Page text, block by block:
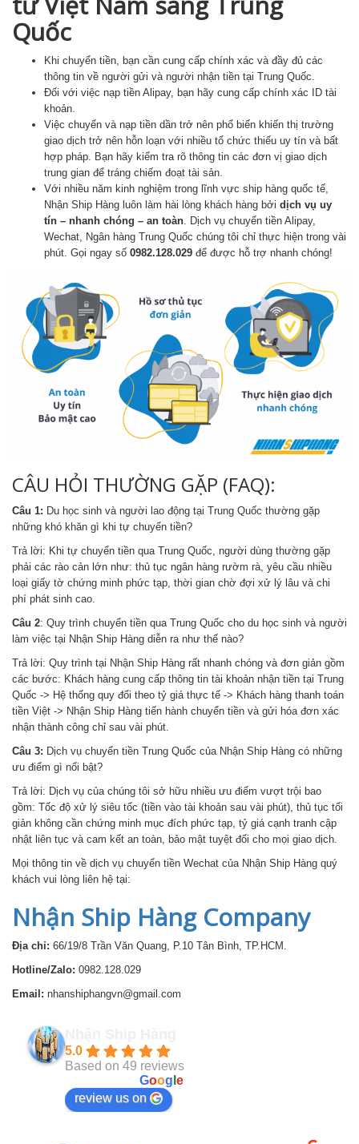
Quốc
Khi chuyển tiền, bạn cần cung cấp chính xác và đầy đủ các
thông tin về người gửi và người nhận tiền tại Trung Quốc.
Đối với việc nạp tiền Alipay, bạn hãy cung cấp chính xác ID tài
khoản.
Việc chuyển và nạp tiền dần trở nên phổ biến khiến thị trường
giao dịch trở nên hỗn loạn với nhiều tổ chức thiếu uy tín và bất
hợp pháp. Bạn hãy kiểm tra rõ thông tin các đơn vị giao dịch
trung gian để tráng chiếm đoạt tài sản.
Với nhiều năm kinh nghiệm trong lĩnh vực ship hàng quốc tế,
Nhận Ship Hàng luôn làm hài lòng khách hàng bởi dịch vụ uy
tín – nhanh chóng – an toàn. Dịch vụ chuyển tiền Alipay,
Wechat, Ngân hàng Trung Quốc chúng tôi chỉ thực hiện trong vài
phút. Gọi ngay số 0982.128.029 để được hỗ trợ nhanh chóng!
CÂU HỎI THƯỜNG GẶP (FAQ):
Câu 1: Du học sinh và người lao động tại Trung Quốc thường gặp
những khó khăn gì khi tự chuyển tiền?
Trả lời: Khi tự chuyển tiền qua Trung Quốc, người dùng thường gặp
phải các rào cản lớn như: thủ tục ngân hàng rườm rà, yêu cầu nhiều
loại giấy tờ chứng minh phức tạp, thời gian chờ đợi xử lý lâu và chi
phí phát sinh cao.
Câu 2: Quy trình chuyển tiền qua Trung Quốc cho du học sinh và người
làm việc tại Nhận Ship Hàng diễn ra như thế nào?
Trả lời: Quy trình tại Nhận Ship Hàng rất nhanh chóng và đơn giản gồm
các bước: Khách hàng cung cấp thông tin tài khoản nhận tiền tại Trung
Quốc -> Hệ thống quy đổi theo tỷ giá thực tế -> Khách hàng thanh toán
tiền Việt -> Nhận Ship Hàng tiến hành chuyển tiền và gửi hóa đơn xác
nhận thành công chỉ sau vài phút.
Câu 3: Dịch vụ chuyển tiền Trung Quốc của Nhận Ship Hàng có những
ưu điểm gì nổi bật?
Trả lời: Dịch vụ của chúng tôi sở hữu nhiều ưu điểm vượt trội bao
gồm: Tốc độ xử lý siêu tốc (tiền vào tài khoản sau vài phút), thủ tục tối
giản không cần chứng minh mục đích phức tạp, tỷ giá cạnh tranh cập
nhật liên tục và cam kết an toàn, bảo mật tuyệt đối cho mọi giao dịch.
Mọi thông tin về dịch vụ chuyển tiền Wechat của Nhận Ship Hàng quý
khách vui lòng liên hệ tại:
Nhận Ship Hàng Company
Địa chỉ: 66/19/8 Trần Văn Quang, P.10 Tân Bình, TP.HCM.
Hotline/Zalo: 0982.128.029
Email: nhanshiphangvn@gmail.com
5.0
Based on 49 reviews
Goog e
review us on